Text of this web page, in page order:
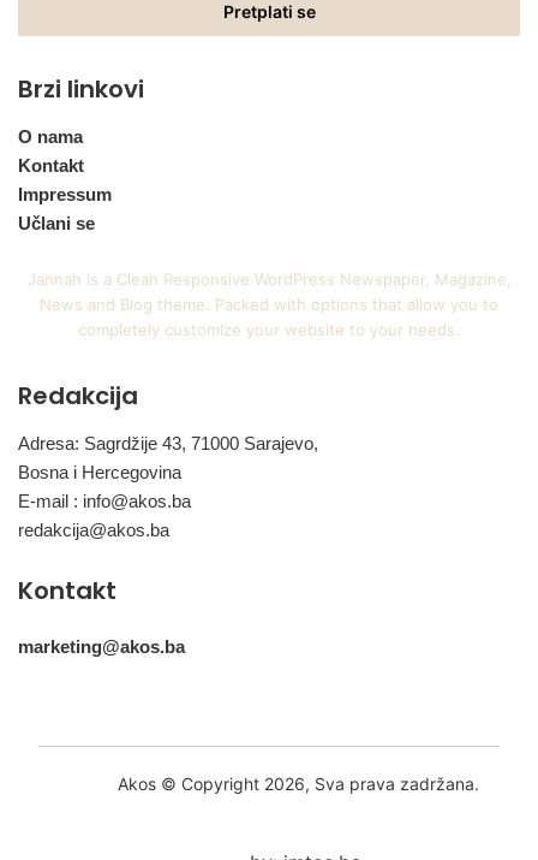
Brzi linkovi
O nama
Kontakt
Impressum
Učlani se
Jannah is a Clean Responsive WordPress Newspaper, Magazine,
News and Blog theme. Packed with options that allow you to
completely customize your website to your needs.
Redakcija
Adresa: Sagrdžije 43, 71000 Sarajevo,
Bosna i Hercegovina
E-mail : info@akos.ba
redakcija@akos.ba
Kontakt
marketing@akos.ba
Akos © Copyright 2026, Sva prava zadržana.